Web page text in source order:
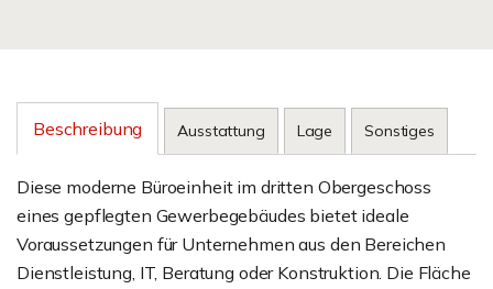
Beschreibung Ausstattung Lage Sonstiges
Diese moderne Büroeinheit im dritten Obergeschoss
eines gepflegten Gewerbegebäudes bietet ideale
Voraussetzungen für Unternehmen aus den Bereichen
Dienstleistung, IT, Beratung oder Konstruktion. Die Fläche